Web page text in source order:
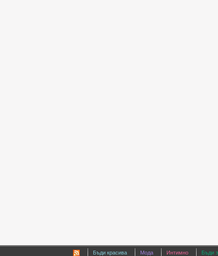
Бъди красива Мода Интимно Бъди